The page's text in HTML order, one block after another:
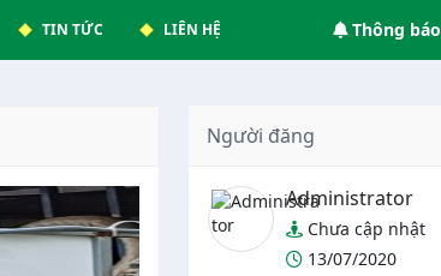
TIN TỨC LIÊN HỆ Thông báo
Người đăng
Administrator
Chưa cập nhật
13/07/2020